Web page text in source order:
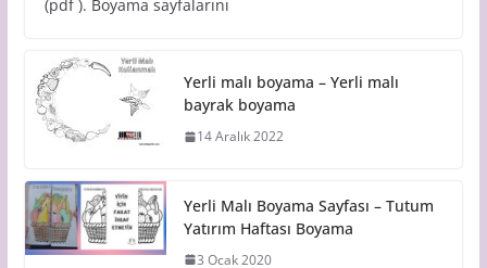
(pdf ). Boyama sayfalarını
Yerli malı boyama – Yerli malı
bayrak boyama
14 Aralık 2022
Yerli Malı Boyama Sayfası – Tutum
Yatırım Haftası Boyama
3 Ocak 2020